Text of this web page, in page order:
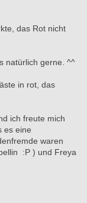
das Rot nicht
natürlich gerne. ^^
in rot, das
ich freute mich
es eine
waren
:P ) und Freya